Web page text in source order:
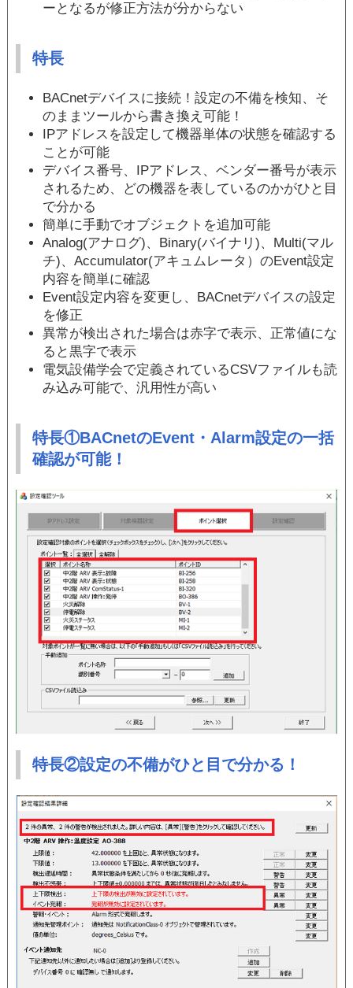
ーとなるが修正方法が分からない
特長
BACnetデバイスに接続！設定の不備を検知、そ
のままツールから書き換え可能！
IPアドレスを設定して機器単体の状態を確認する
ことが可能
デバイス番号、IPアドレス、ベンダー番号が表示
されるため、どの機器を表しているのかがひと目
で分かる
簡単に手動でオブジェクトを追加可能
Analog(アナログ)、Binary(バイナリ)、Multi(マル
チ)、Accumulator(アキュムレータ）のEvent設定
内容を簡単に確認
Event設定内容を変更し、BACnetデバイスの設定
を修正
異常が検出された場合は赤字で表示、正常値にな
ると黒字で表示
電気設備学会で定義されているCSVファイルも読
み込み可能で、汎用性が高い
特長①BACnetのEvent・Alarm設定の一括
確認が可能！
特長②設定の不備がひと目で分かる！